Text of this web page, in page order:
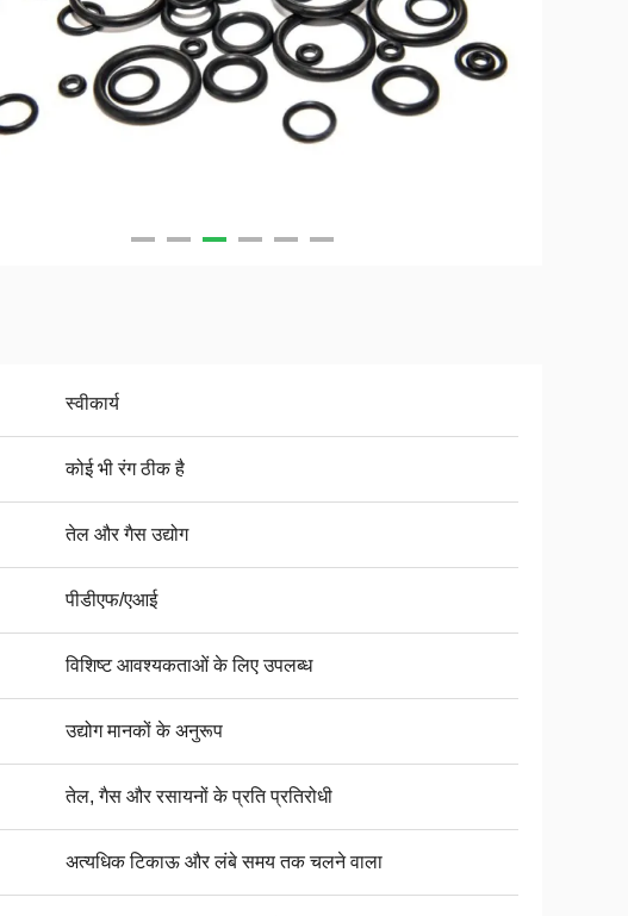
स्वीकार्य
कोई भी रंग ठीक है
तेल और गैस उद्योग
पीडीएफ/एआई
विशिष्ट आवश्यकताओं के लिए उपलब्ध
उद्योग मानकों के अनुरूप
तेल, गैस और रसायनों के प्रति प्रतिरोधी
अत्यधिक टिकाऊ और लंबे समय तक चलने वाला